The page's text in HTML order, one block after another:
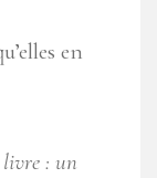
en
livre : un